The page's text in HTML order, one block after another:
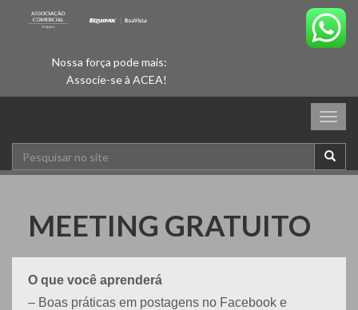
Nossa força pode mais:
Associe-se à ACEA!
MEETING GRATUITO
O que você aprenderá
– Boas práticas em postagens no Facebook e